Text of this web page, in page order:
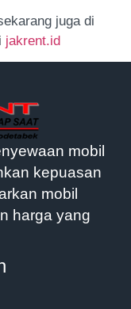
juga di
jakrent.id
mobil
kepuasan
mobil
harga yang